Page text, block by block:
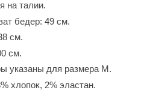
на талии.
бедер: 49 см.
см.
см.
указаны для размера М.
хлопок, 2% эластан.